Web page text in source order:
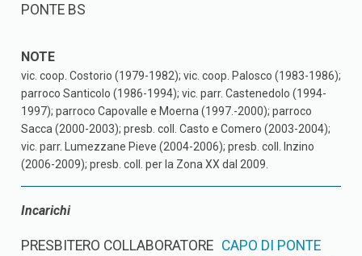
PONTE BS
vic. coop. Costorio (1979-1982); vic. coop. Palosco (1983-1986);
parroco Santicolo (1986-1994); vic. parr. Castenedolo (1994-
1997); parroco Capovalle e Moerna (1997.-2000); parroco
Sacca (2000-2003); presb. coll. Casto e Comero (2003-2004);
vic. parr. Lumezzane Pieve (2004-2006); presb. coll. Inzino
(2006-2009); presb. coll. per la Zona XX dal 2009.
Incarichi
PRESBITERO COLLABORATORE CAPO DI PONTE